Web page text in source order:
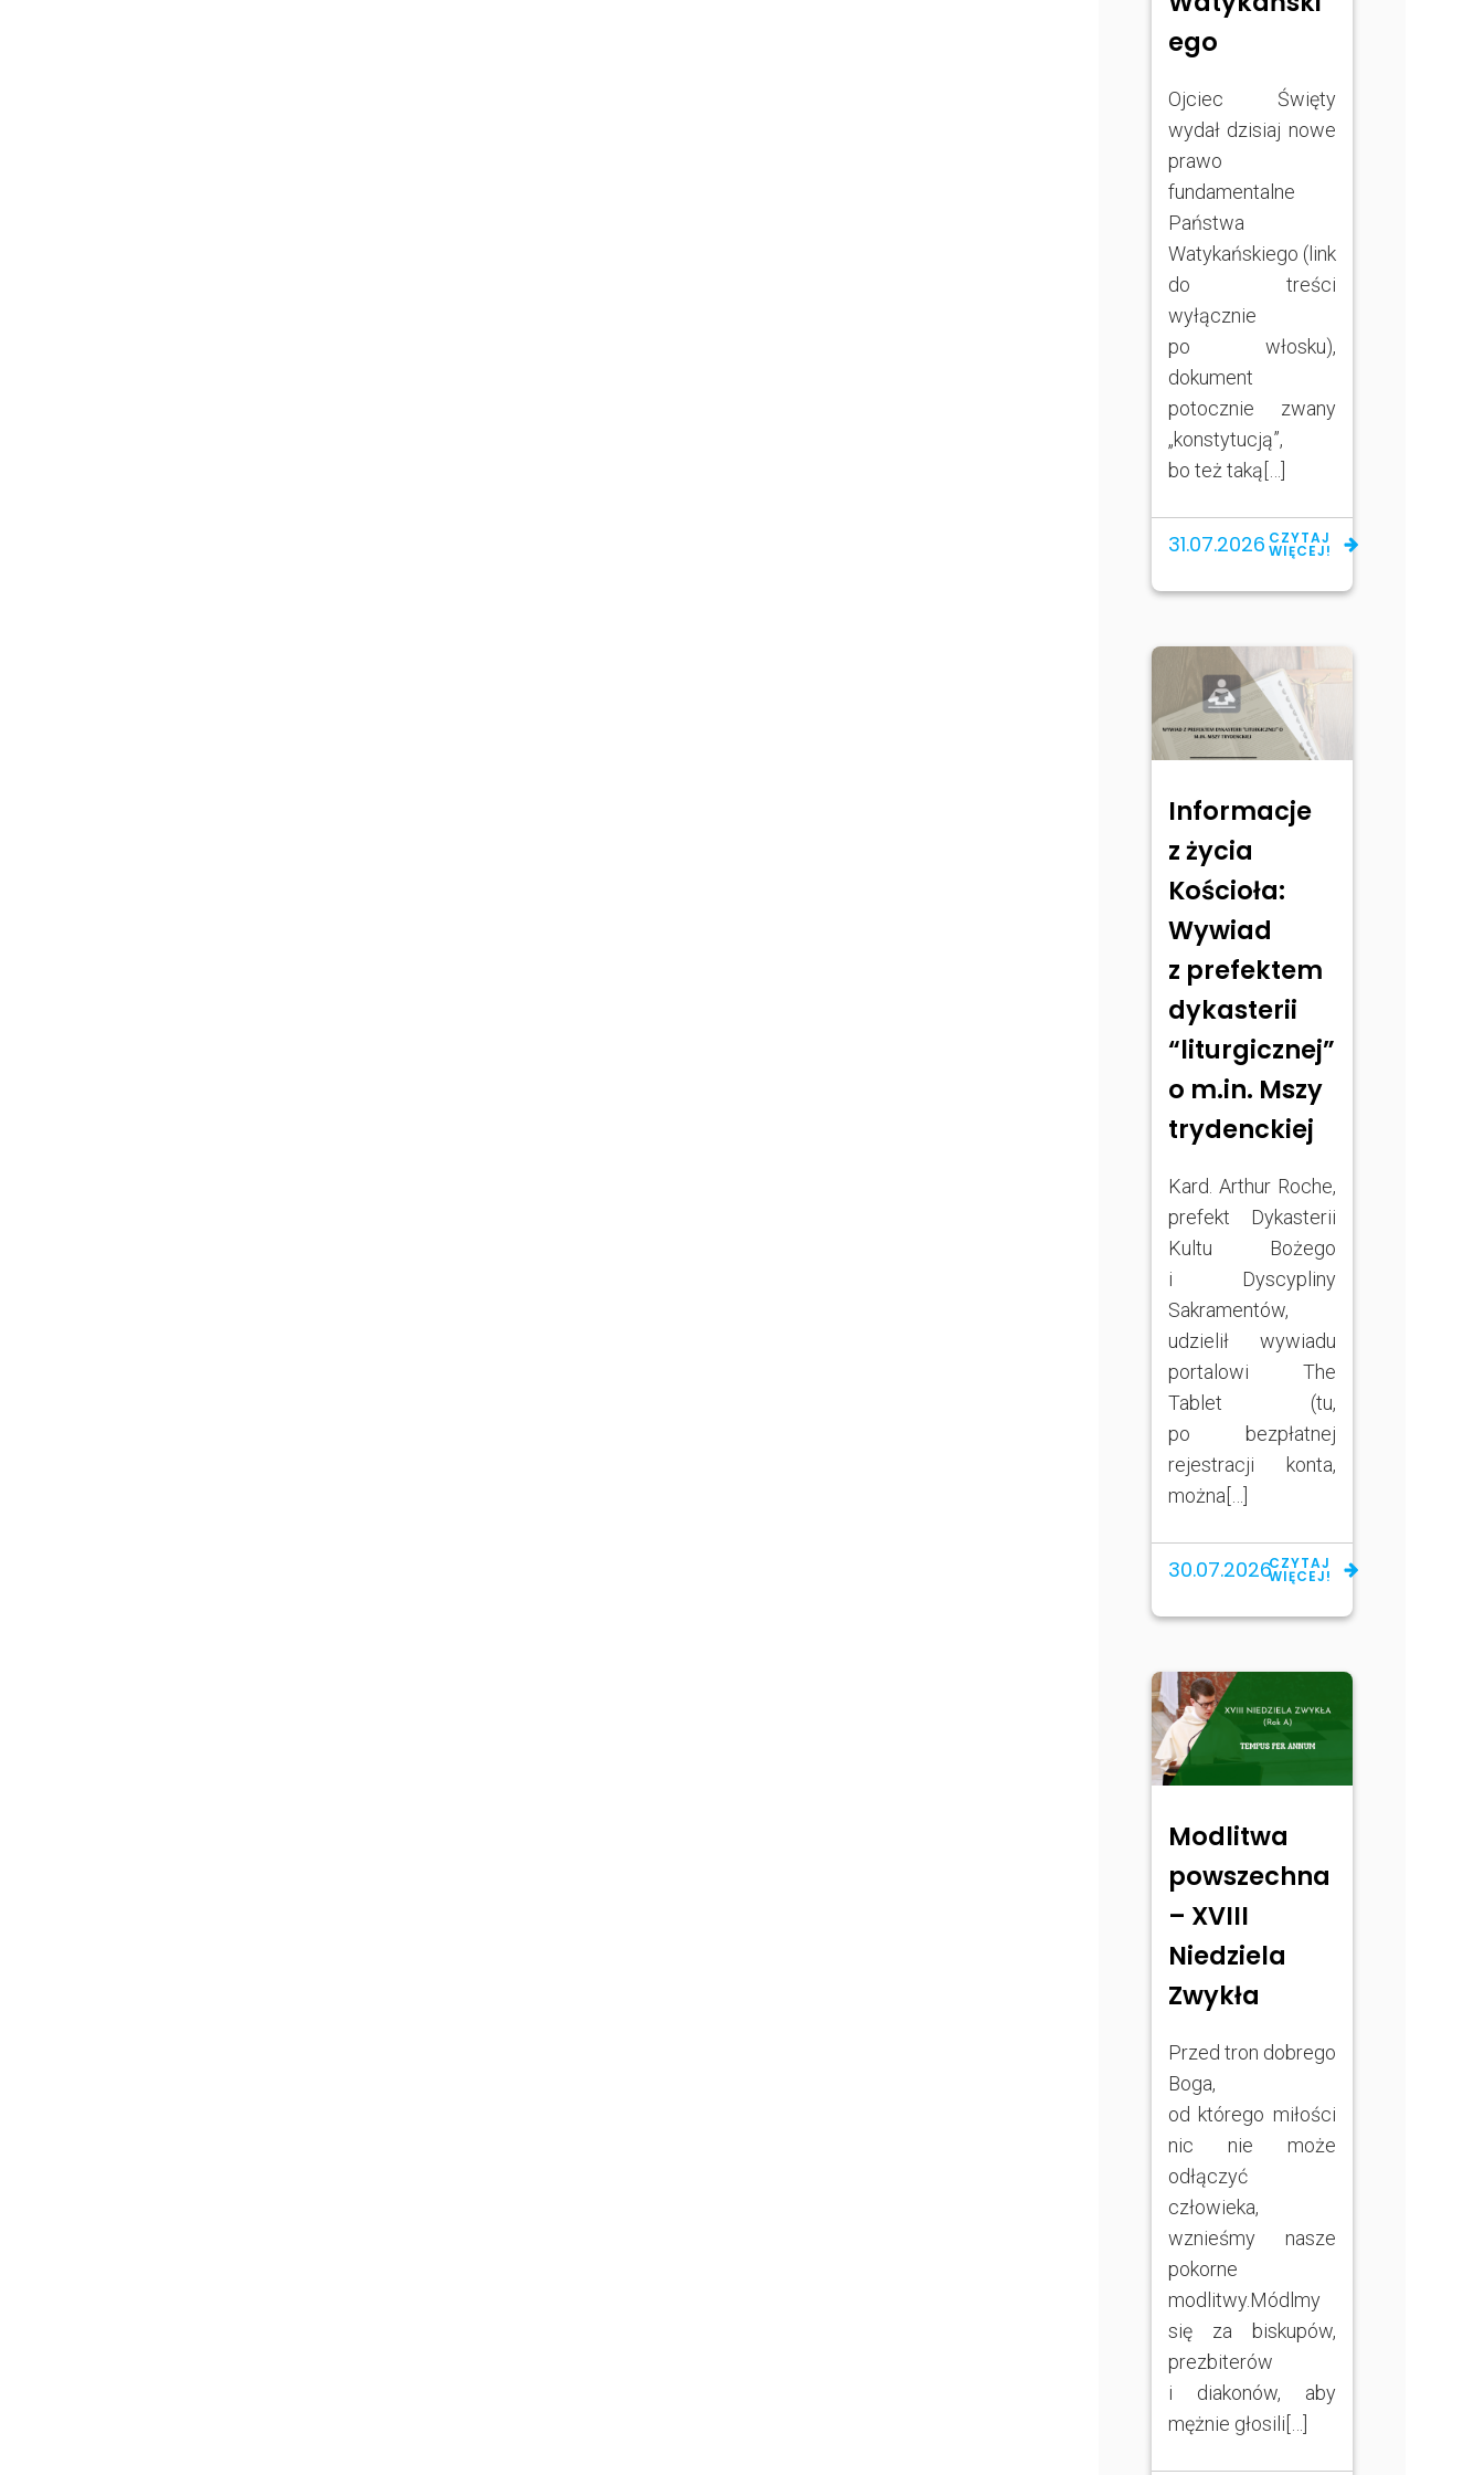
ego
Ojciec Święty
wydał dzisiaj nowe
prawo
fundamentalne
Państwa
Watykańskiego (link
do treści
wyłącznie
po włosku),
dokument
potocznie zwany
„konstytucją”,
bo też taką[…]
31.07.2026 CZYTAJ
WIĘCEJ!
Informacje
z życia
Kościoła:
Wywiad
z prefektem
dykasterii
“liturgicznej”
o m.in. Mszy
trydenckiej
Kard. Arthur Roche,
prefekt Dykasterii
Kultu Bożego
i Dyscypliny
Sakramentów,
udzielił wywiadu
portalowi The
Tablet (tu,
po bezpłatnej
rejestracji konta,
można[…]
30.07.2026CZYTAJ
WIĘCEJ!
Modlitwa
powszechna
– XVIII
Niedziela
Zwykła
Przed tron dobrego
Boga,
od którego miłości
nic nie może
odłączyć
człowieka,
wznieśmy nasze
pokorne
modlitwy.Módlmy
się za biskupów,
prezbiterów
i diakonów, aby
mężnie głosili[…]